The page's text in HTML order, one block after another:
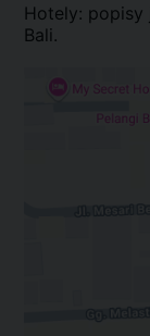
Hotely:
Bali.